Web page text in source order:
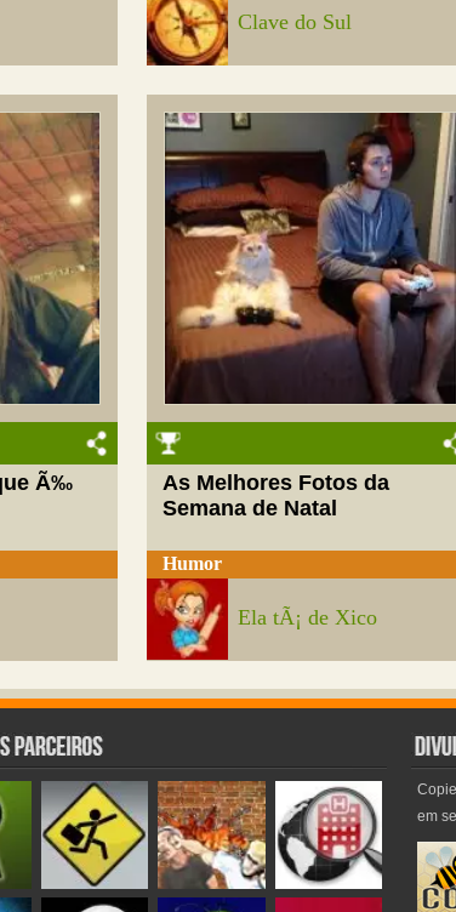
Clave do Sul
Ã‰
As Melhores Fotos da
Semana de Natal
Humor
Ela tÃ¡ de Xico
em